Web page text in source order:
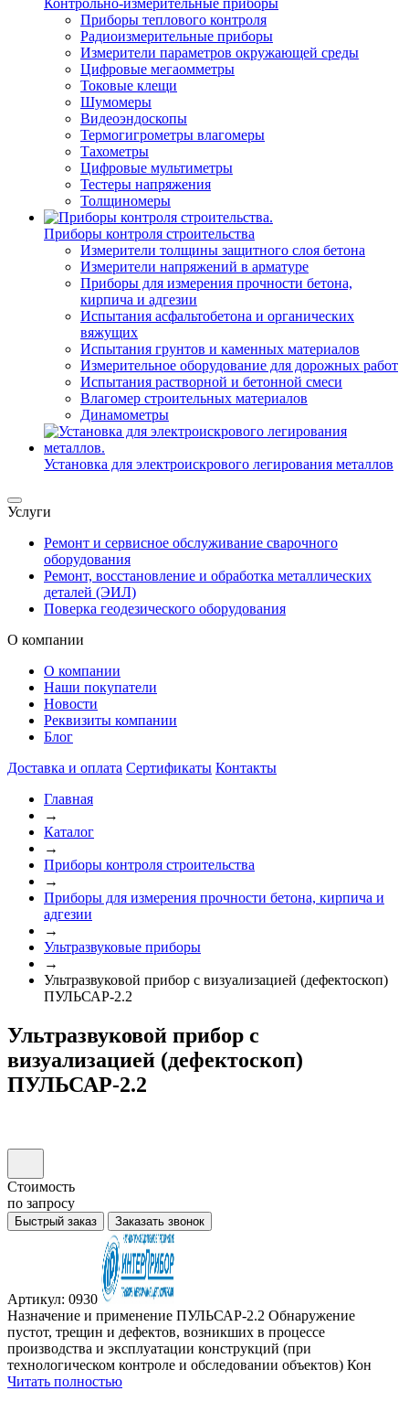
Контрольно-измерительные приборы
Приборы теплового контроля
Радиоизмерительные приборы
Измерители параметров окружающей среды
Цифровые мегаомметры
Токовые клещи
Шумомеры
Видеоэндоскопы
Термогигрометры влагомеры
Тахометры
Цифровые мультиметры
Тестеры напряжения
Толщиномеры
Приборы контроля строительства
Измерители толщины защитного слоя бетона
Измерители напряжений в арматуре
Приборы для измерения прочности бетона,
кирпича и адгезии
Испытания асфальтобетона и органических
вяжущих
Испытания грунтов и каменных материалов
Измерительное оборудование для дорожных работ
Испытания растворной и бетонной смеси
Влагомер строительных материалов
Динамометры
Установка для электроискрового легирования металлов
Услуги
Ремонт и сервисное обслуживание сварочного
оборудования
Ремонт, восстановление и обработка металлических
деталей (ЭИЛ)
Поверка геодезического оборудования
О компании
О компании
Наши покупатели
Новости
Реквизиты компании
Блог
Доставка и оплата Сертификаты Контакты
Главная
→
Каталог
→
Приборы контроля строительства
→
Приборы для измерения прочности бетона, кирпича и
адгезии
→
Ультразвуковые приборы
→
Ультразвуковой прибор с визуализацией (дефектоскоп)
ПУЛЬСАР-2.2
Ультразвуковой прибор с
визуализацией (дефектоскоп)
ПУЛЬСАР-2.2
Стоимость
по запросу
Быстрый заказ Заказать звонок
Артикул: 0930
Назначение и применение ПУЛЬСАР-2.2 Обнаружение
пустот, трещин и дефектов, возникших в процессе
производства и эксплуатации конструкций (при
технологическом контроле и обследовании объектов) Кон
Читать полностью